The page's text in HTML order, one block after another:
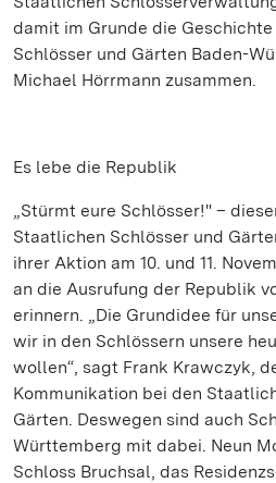
damit im Grunde die
Schlösser und Gärten Baden-
Michael Hörrmann zusammen.
Es lebe die Republik
„Stürmt eure Schlösser!" –
Staatlichen Schlösser und
ihrer Aktion am 10. und 11.
an die Ausrufung der Republik
erinnern. „Die Grundidee für
wir in den Schlössern unsere
wollen“, sagt Frank Krawczyk,
Kommunikation bei den
Gärten. Deswegen sind auch
Württemberg mit dabei. Neun
Schloss Bruchsal, das